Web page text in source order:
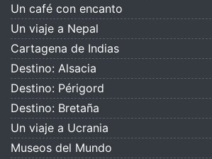
Un café con encanto
Un viaje a Nepal
Cartagena de Indias
Destino: Alsacia
Destino: Périgord
Destino: Bretaña
Un viaje a Ucrania
Museos del Mundo